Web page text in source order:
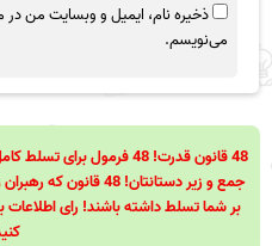
ذخیره نام، ایمیل و وبسایت من در
می‌نویسم.
جمع و زیر دستانتان!
بر شما تسلط داشته باشند! رای اطلاعات